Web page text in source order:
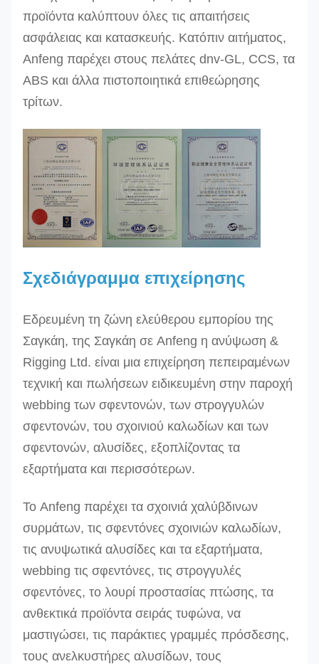
Άλλα μεγέθη μπορούν να παραχθούν κατόπιν
προϊόντα καλύπτουν όλες τις απαιτήσεις
ασφάλειας και κατασκευής. Κατόπιν αιτήματος,
Anfeng παρέχει στους πελάτες dnv-GL, CCS, τα
ABS και άλλα πιστοποιητικά επιθεώρησης
τρίτων.
Σχεδιάγραμμα επιχείρησης
Εδρευμένη τη ζώνη ελεύθερου εμπορίου της
Σαγκάη, της Σαγκάη σε Anfeng η ανύψωση &
Rigging Ltd. είναι μια επιχείρηση πεπειραμένων
τεχνική και πωλήσεων ειδικευμένη στην παροχή
webbing των σφεντονών, των στρογγυλών
σφεντονών, του σχοινιού καλωδίων και των
σφεντονών, αλυσίδες, εξοπλίζοντας τα
εξαρτήματα και περισσότερων.
Το Anfeng παρέχει τα σχοινιά χαλύβδινων
συρμάτων, τις σφεντόνες σχοινιών καλωδίων,
τις ανυψωτικά αλυσίδες και τα εξαρτήματα,
webbing τις σφεντόνες, τις στρογγυλές
σφεντόνες, το λουρί προστασίας πτώσης, τα
ανθεκτικά προϊόντα σειράς τυφώνα, να
μαστιγώσει, τις παράκτιες γραμμές πρόσδεσης,
τους ανελκυστήρες αλυσίδων, τους